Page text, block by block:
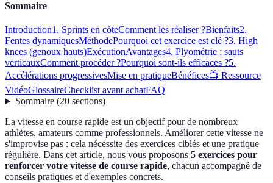
Sommaire
Introduction1. Sprints en côteComment les réaliser ?Bienfaits2.
Fentes dynamiquesMéthodePourquoi cet exercice est clé ?3. High
knees (genoux hauts)ExécutionAvantages4. Plyométrie : sauts
verticauxComment procéder ?Pourquoi sont-ils efficaces ?5.
Accélérations progressivesMise en pratiqueBénéfices📺 Ressource
VidéoGlossaireChecklist avant achatFAQ
Sommaire(20 sections)
La vitesse en course rapide est un objectif pour de nombreux
athlètes, amateurs comme professionnels. Améliorer cette vitesse ne
s'improvise pas : cela nécessite des exercices ciblés et une pratique
régulière. Dans cet article, nous vous proposons 5 exercices pour
renforcer votre vitesse de course rapide, chacun accompagné de
conseils pratiques et d'exemples concrets.